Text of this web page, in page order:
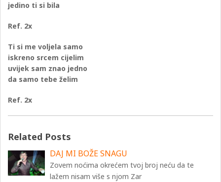
jedino ti si bila
Ref. 2x
Ti si me voljela samo
iskreno srcem cijelim
uvijek sam znao jedno
da samo tebe želim
Ref. 2x
Related Posts
DAJ MI BOŽE SNAGU
Zovem noćima okrećem tvoj broj neću da te
lažem nisam više s njom Zar